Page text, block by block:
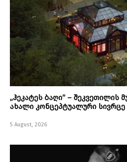
„ჰეკატეს ბაღი“ – შეკვეთილის
ახალი კონცეპტუალური
5 August, 2026